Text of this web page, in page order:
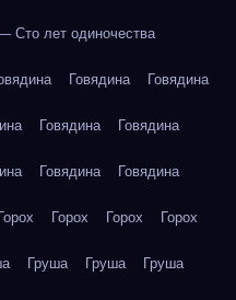
Сто лет одиночества
Говядина Говядина
Говядина Говядина
Говядина Говядина
Горох Горох Горох Горох
Груша Груша Груша